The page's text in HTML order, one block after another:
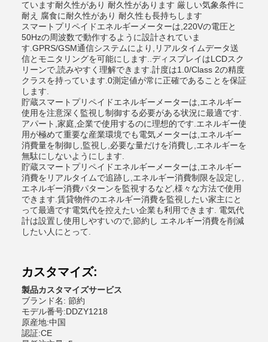
ています耐久性があり 耐久性があります 厳しい気象条件に
耐え 腐食に耐久性があり 耐久性も長持ちします
スマートプリペイドエネルギーメーターは,220Vの電圧と
50Hzの周波数で動作するように設計されていま
す.GPRS/GSM通信システムにより,リアルタイムデータ送
信とモニタリングを可能にします..ディスプレイはLCDスク
リーンで,読みやすく理解できます.計度は1.0/Class 2の精度
クラスを持っています.0測定値が常に正確であることを保証
します.
貯蔵スマートプリペイドエネルギーメーターは,エネルギー
使用を注意深く監視し制御する必要がある状況に最適です.
アパート,家庭,企業で使用するのに理想的です.エネルギー使
用が極めて重要な産業環境でも電気メーターは,エネルギー
消費量を制御し,監視し,必要な量だけを消費し,エネルギーを
無駄にしないようにします.
貯蔵スマートプリペイドエネルギーメーターは,エネルギー
消費をリアルタイムで追跡し,エネルギー消費制限を設定し,
エネルギー消費パターンを監視するなど,様々な方法で使用
できます.賃貸物件のエネルギー消費を監視したい家主にと
って最適です電気代を控えたい企業も利用できます. 電気代
計は設置し使用しやすいので,節約し エネルギー消費を削減
したい人にとって.
カスタマイズ:
製品カスタマイズサービス
ブランド名: 節約
モデル番号:DDZY1218
原産地:中国
認証:CE